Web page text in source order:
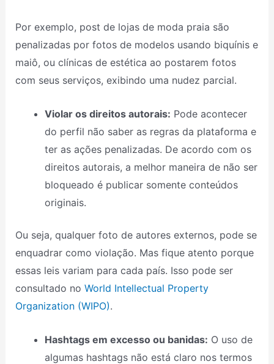
Por exemplo, post de lojas de moda praia são
penalizadas por fotos de modelos usando biquínis e
maiô, ou clínicas de estética ao postarem fotos
com seus serviços, exibindo uma nudez parcial.
Violar os direitos autorais: Pode acontecer
do perfil não saber as regras da plataforma e
ter as ações penalizadas. De acordo com os
direitos autorais, a melhor maneira de não ser
bloqueado é publicar somente conteúdos
originais.
Ou seja, qualquer foto de autores externos, pode se
enquadrar como violação. Mas fique atento porque
essas leis variam para cada país. Isso pode ser
consultado no World Intellectual Property
Organization (WIPO).
Hashtags em excesso ou banidas: O uso de
algumas hashtags não está claro nos termos